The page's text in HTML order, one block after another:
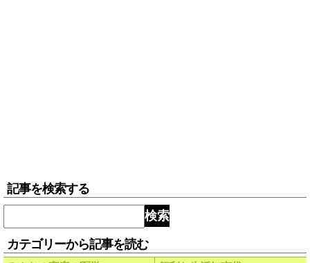
記事を検索する
検索
カテゴリーから記事を読む